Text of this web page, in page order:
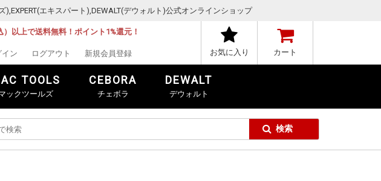
エキスパート),DEWALT(デウォルト)公式オンラインショップ
）以上で送料無料！ポイント1%還元！
イン ログアウト 新規会員登録 お気に入り カート
TOOLS
ックツールズ
CEBORA
チェボラ
DEWALT
デウォルト